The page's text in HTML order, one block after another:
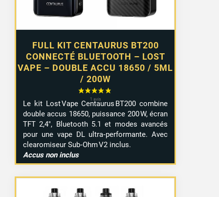
FULL KIT CENTAURUS BT200
CONNECTÉ BLUETOOTH – LOST
VAPE – DOUBLE ACCU 18650 / 5ML
/ 200W
Le kit Lost Vape Centaurus BT200 combine
double accus 18650, puissance 200 W, écran
TFT 2,4″, Bluetooth 5.1 et modes avancés
pour une vape DL ultra‑performante. Avec
clearomiseur Sub‑Ohm V2 inclus.
Accus non inclus